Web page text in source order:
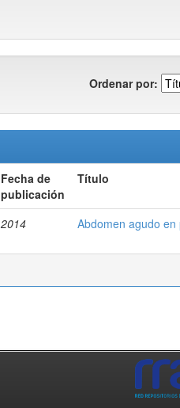
Ordenar por:
Fecha de
publicación
Título
2014 Abdomen agudo